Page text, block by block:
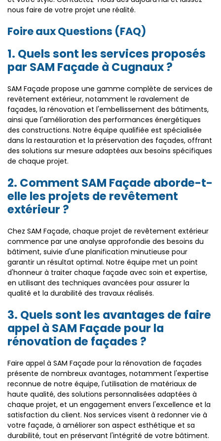
nous faire de votre projet une réalité.
Foire aux Questions (FAQ)
1. Quels sont les services proposés
par SAM Façade à Cugnaux ?
SAM Façade propose une gamme complète de services de
revêtement extérieur, notamment le ravalement de
façades, la rénovation et l'embellissement des bâtiments,
ainsi que l'amélioration des performances énergétiques
des constructions. Notre équipe qualifiée est spécialisée
dans la restauration et la préservation des façades, offrant
des solutions sur mesure adaptées aux besoins spécifiques
de chaque projet.
2. Comment SAM Façade aborde-t-
elle les projets de revêtement
extérieur ?
Chez SAM Façade, chaque projet de revêtement extérieur
commence par une analyse approfondie des besoins du
bâtiment, suivie d'une planification minutieuse pour
garantir un résultat optimal. Notre équipe met un point
d'honneur à traiter chaque façade avec soin et expertise,
en utilisant des techniques avancées pour assurer la
qualité et la durabilité des travaux réalisés.
3. Quels sont les avantages de faire
appel à SAM Façade pour la
rénovation de façades ?
Faire appel à SAM Façade pour la rénovation de façades
présente de nombreux avantages, notamment l'expertise
reconnue de notre équipe, l'utilisation de matériaux de
haute qualité, des solutions personnalisées adaptées à
chaque projet, et un engagement envers l'excellence et la
satisfaction du client. Nos services visent à redonner vie à
votre façade, à améliorer son aspect esthétique et sa
durabilité, tout en préservant l'intégrité de votre bâtiment.